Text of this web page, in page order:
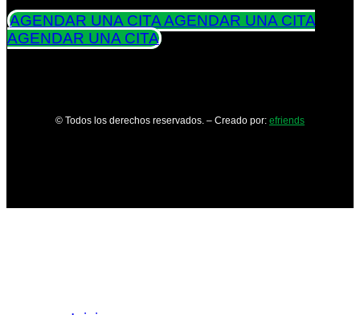
AGENDAR UNA CITAAGENDAR UNA CITA
AGENDAR UNA CITA
© Todos los derechos reservados. – Creado por: efriends